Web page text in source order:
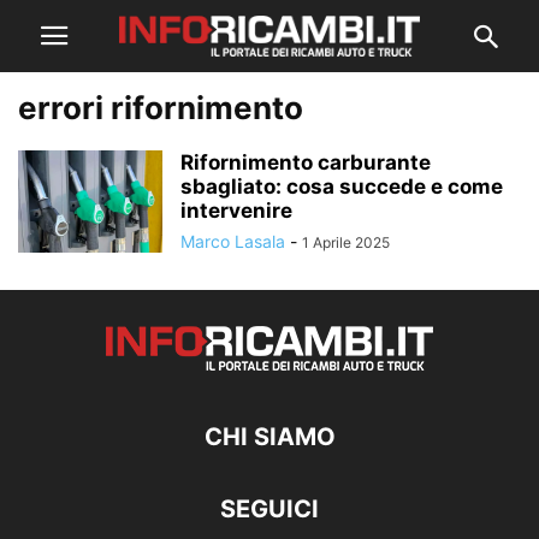
errori rifornimento
Rifornimento carburante
sbagliato: cosa succede e come
intervenire
Marco Lasala - 1 Aprile 2025
CHI SIAMO
SEGUICI